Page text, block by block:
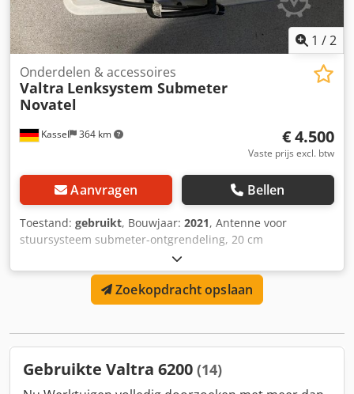
1 /2
Kassel 364 km
Onderdelen & accessoires
Valtra Lenksystem Submeter
Novatel
€ 4.500
Vaste prijs excl. btw
Aanvragen Bellen
Toestand: gebruikt, Bouwjaar: 2021, Antenne voor
stuursysteem submeter-ontgrendeling, 20 cm
nauwkeurigheid, passend voor Valtra Stage 4 modellen
N134 - T254. Dkedpfx Ajtvgpfjfror
Zoekopdracht opslaan
Gebruikte Valtra 6200 (14)